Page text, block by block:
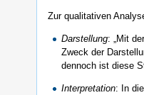
Zur qualitativen
Darstellung: „Mit
Zweck der
dennoch ist diese
Interpretation: In